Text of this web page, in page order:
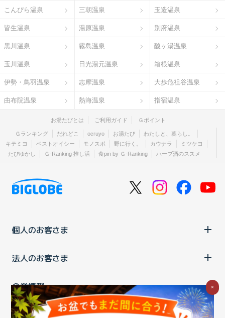
こんぴら温泉 三朝温泉 玉造温泉
皆生温泉 湯原温泉 別府温泉
黒川温泉 霧島温泉 酸ヶ湯温泉
玉川温泉 日光湯元温泉 箱根温泉
伊勢・鳥羽温泉 志摩温泉 大歩危祖谷温泉
由布院温泉 熱海温泉 指宿温泉
お湯たびとは ご利用ガイド Ｇポイント
Ｇランキング だれどこ ocruyo お湯たび
わたしと、暮らし。
キテミヨ
ベストオイシー モノスポ 野に行く。 カウナラ
ミツケヨ
たびゆかし
Ｇ-Ranking 推し活 食pin by Ｇ-Ranking ハーブ酒のススメ
個人のお客さま
法人のお客さま
企業情報
ご利用中の方
×